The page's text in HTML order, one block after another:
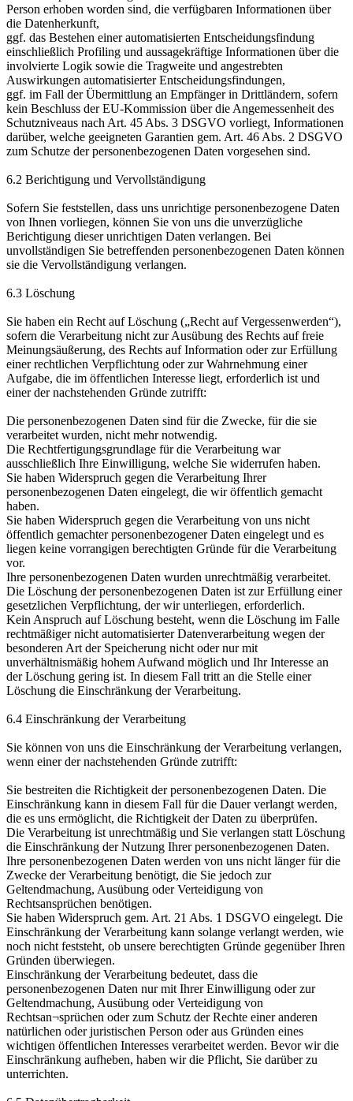
Person erhoben worden sind, die verfügbaren Informationen über
die Datenherkunft,
ggf. das Bestehen einer automatisierten Entscheidungsfindung
einschließlich Profiling und aussagekräftige Informationen über die
involvierte Logik sowie die Tragweite und angestrebten
Auswirkungen automatisierter Entscheidungsfindungen,
ggf. im Fall der Übermittlung an Empfänger in Drittländern, sofern
kein Beschluss der EU-Kommission über die Angemessenheit des
Schutzniveaus nach Art. 45 Abs. 3 DSGVO vorliegt, Informationen
darüber, welche geeigneten Garantien gem. Art. 46 Abs. 2 DSGVO
zum Schutze der personenbezogenen Daten vorgesehen sind.
6.2 Berichtigung und Vervollständigung
Sofern Sie feststellen, dass uns unrichtige personenbezogene Daten
von Ihnen vorliegen, können Sie von uns die unverzügliche
Berichtigung dieser unrichtigen Daten verlangen. Bei
unvollständigen Sie betreffenden personenbezogenen Daten können
sie die Vervollständigung verlangen.
6.3 Löschung
Sie haben ein Recht auf Löschung („Recht auf Vergessenwerden“),
sofern die Verarbeitung nicht zur Ausübung des Rechts auf freie
Meinungsäußerung, des Rechts auf Information oder zur Erfüllung
einer rechtlichen Verpflichtung oder zur Wahrnehmung einer
Aufgabe, die im öffentlichen Interesse liegt, erforderlich ist und
einer der nachstehenden Gründe zutrifft:
Die personenbezogenen Daten sind für die Zwecke, für die sie
verarbeitet wurden, nicht mehr notwendig.
Die Rechtfertigungsgrundlage für die Verarbeitung war
ausschließlich Ihre Einwilligung, welche Sie widerrufen haben.
Sie haben Widerspruch gegen die Verarbeitung Ihrer
personenbezogenen Daten eingelegt, die wir öffentlich gemacht
haben.
Sie haben Widerspruch gegen die Verarbeitung von uns nicht
öffentlich gemachter personenbezogener Daten eingelegt und es
liegen keine vorrangigen berechtigten Gründe für die Verarbeitung
vor.
Ihre personenbezogenen Daten wurden unrechtmäßig verarbeitet.
Die Löschung der personenbezogenen Daten ist zur Erfüllung einer
gesetzlichen Verpflichtung, der wir unterliegen, erforderlich.
Kein Anspruch auf Löschung besteht, wenn die Löschung im Falle
rechtmäßiger nicht automatisierter Datenverarbeitung wegen der
besonderen Art der Speicherung nicht oder nur mit
unverhältnismäßig hohem Aufwand möglich und Ihr Interesse an
der Löschung gering ist. In diesem Fall tritt an die Stelle einer
Löschung die Einschränkung der Verarbeitung.
6.4 Einschränkung der Verarbeitung
Sie können von uns die Einschränkung der Verarbeitung verlangen,
wenn einer der nachstehenden Gründe zutrifft:
Sie bestreiten die Richtigkeit der personenbezogenen Daten. Die
Einschränkung kann in diesem Fall für die Dauer verlangt werden,
die es uns ermöglicht, die Richtigkeit der Daten zu überprüfen.
Die Verarbeitung ist unrechtmäßig und Sie verlangen statt Löschung
die Einschränkung der Nutzung Ihrer personenbezogenen Daten.
Ihre personenbezogenen Daten werden von uns nicht länger für die
Zwecke der Verarbeitung benötigt, die Sie jedoch zur
Geltendmachung, Ausübung oder Verteidigung von
Rechtsansprüchen benötigen.
Sie haben Widerspruch gem. Art. 21 Abs. 1 DSGVO eingelegt. Die
Einschränkung der Verarbeitung kann solange verlangt werden, wie
noch nicht feststeht, ob unsere berechtigten Gründe gegenüber Ihren
Gründen überwiegen.
Einschränkung der Verarbeitung bedeutet, dass die
personenbezogenen Daten nur mit Ihrer Einwilligung oder zur
Geltendmachung, Ausübung oder Verteidigung von
Rechtsan¬sprüchen oder zum Schutz der Rechte einer anderen
natürlichen oder juristischen Person oder aus Gründen eines
wichtigen öffentlichen Interesses verarbeitet werden. Bevor wir die
Einschränkung aufheben, haben wir die Pflicht, Sie darüber zu
unterrichten.